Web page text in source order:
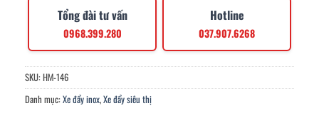
Tổng đài tư vấn
0968.399.280
Hotline
037.907.6268
SKU: HM-146
Danh mục: Xe đẩy inox,Xe đẩy siêu thị